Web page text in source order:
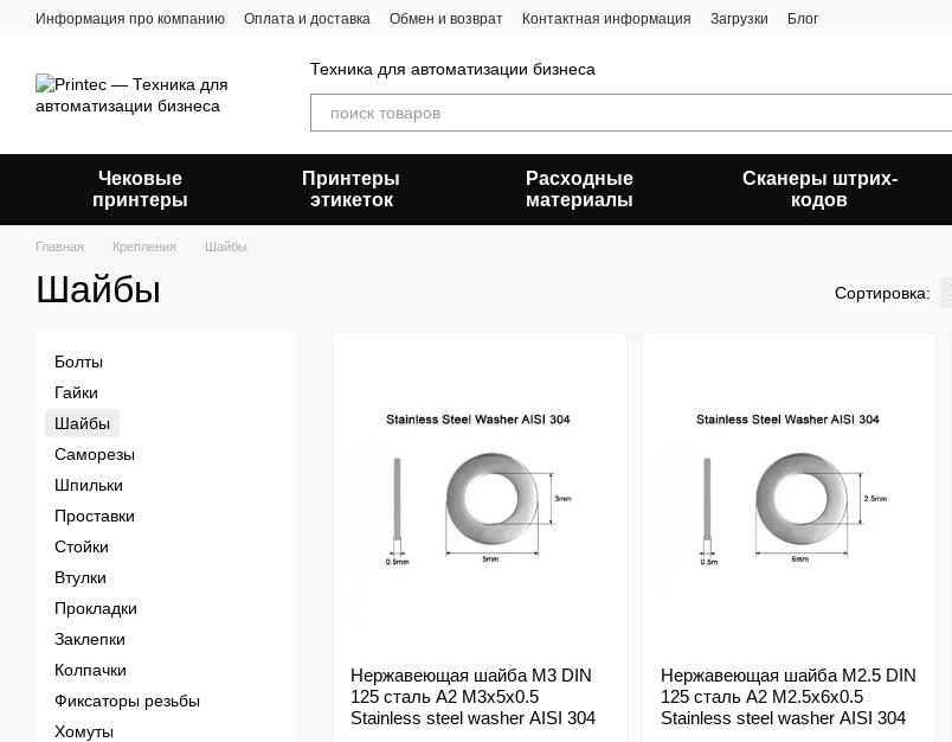
Перейти к основному контенту
Информация про компанию Оплата и доставка Обмен и возврат Контактная информация Загрузки Блог
Техника для автоматизации бизнеса
Чековые
принтеры
Принтеры
этикеток
Расходные
материалы
Сканеры штрих-
кодов
Главная Крепления Шайбы
Шайбы Сортировка:
Нержавеющая шайба M3 DIN
125 сталь A2 M3x5x0.5
Stainless steel washer AISI 304
Нержавеющая шайба M2.5 DIN
125 сталь A2 M2.5x6x0.5
Stainless steel washer AISI 304
Болты
Гайки
Шайбы
Саморезы
Шпильки
Проставки
Стойки
Втулки
Прокладки
Заклепки
Колпачки
Фиксаторы резьбы
Хомуты